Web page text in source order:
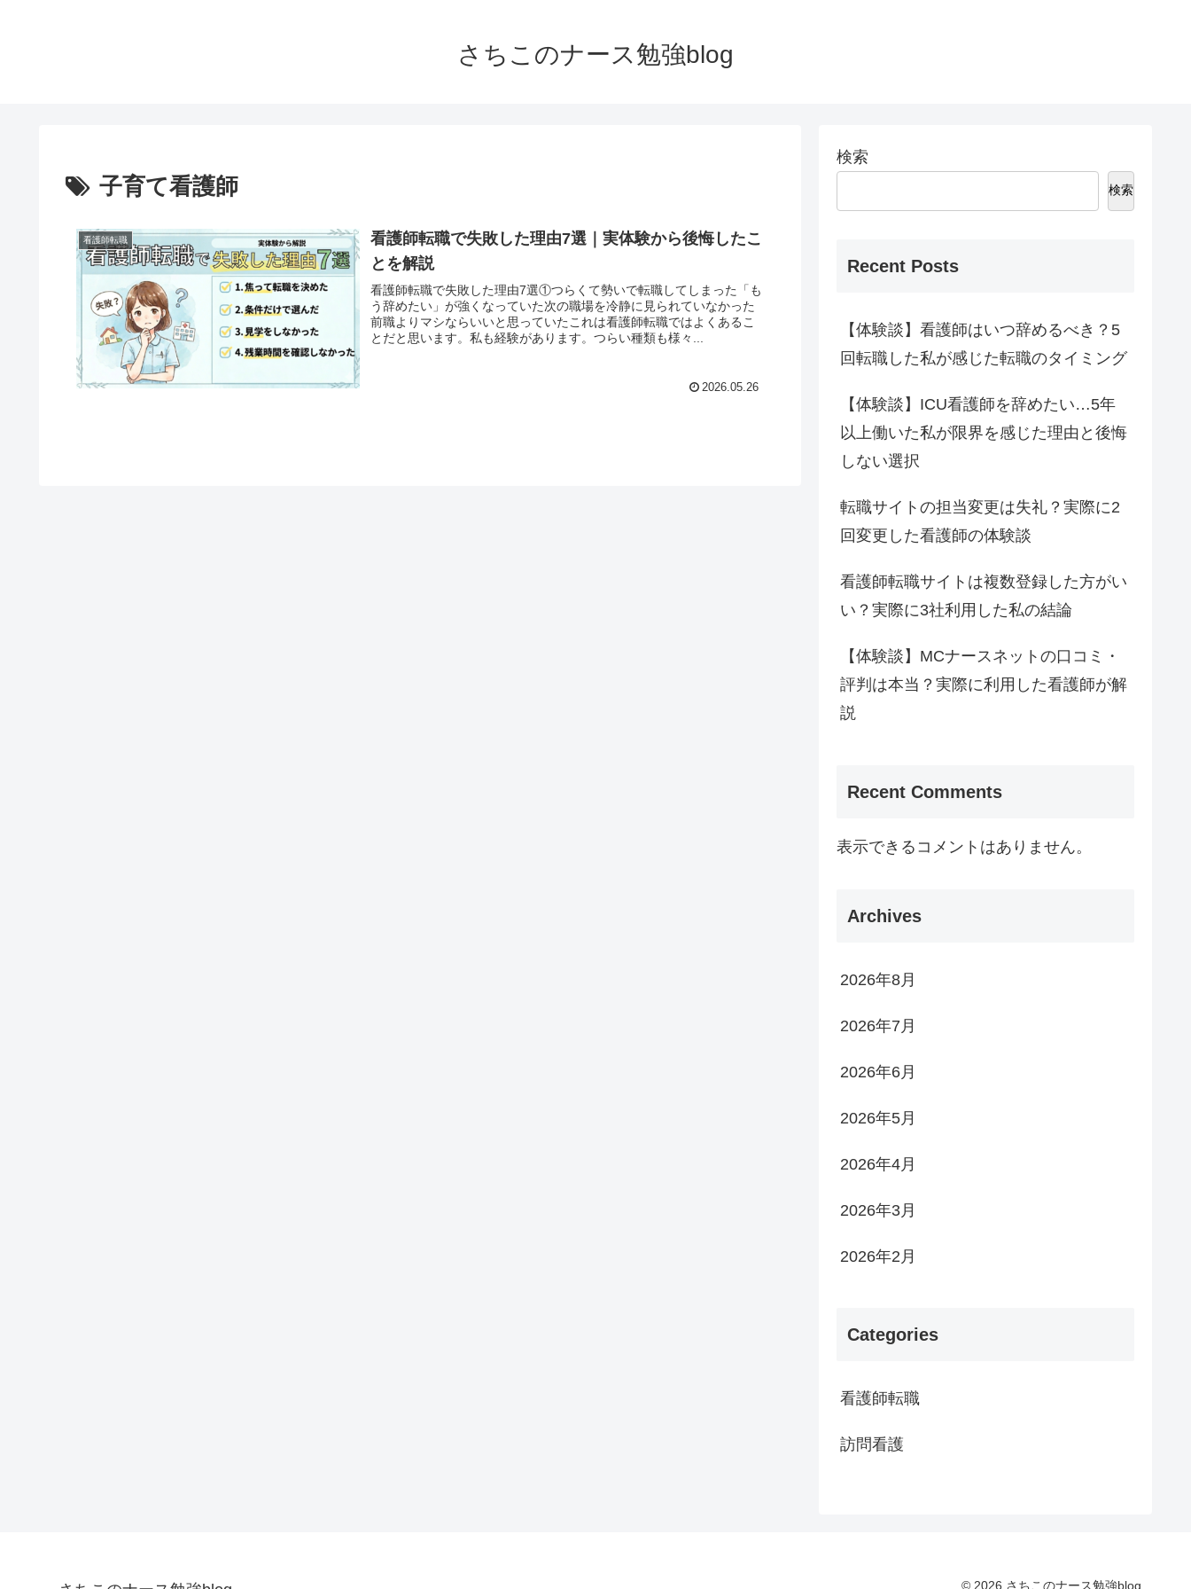
さちこのナース勉強blog
子育て看護師
看護師転職
看護師転職で失敗した理由7選｜実体験から後悔したこ
とを解説
看護師転職で失敗した理由7選①つらくて勢いで転職してしまった「も
う辞めたい」が強くなっていた次の職場を冷静に見られていなかった
前職よりマシならいいと思っていたこれは看護師転職ではよくあるこ
とだと思います。私も経験があります。つらい種類も様々...
2026.05.26
検索
検索
Recent Posts
【体験談】看護師はいつ辞めるべき？5
回転職した私が感じた転職のタイミング
【体験談】ICU看護師を辞めたい…5年
以上働いた私が限界を感じた理由と後悔
しない選択
転職サイトの担当変更は失礼？実際に2
回変更した看護師の体験談
看護師転職サイトは複数登録した方がい
い？実際に3社利用した私の結論
【体験談】MCナースネットの口コミ・
評判は本当？実際に利用した看護師が解
説
Recent Comments
表示できるコメントはありません。
Archives
2026年8月
2026年7月
2026年6月
2026年5月
2026年4月
2026年3月
2026年2月
Categories
看護師転職
訪問看護
© 2026 さちこのナース勉強blog.